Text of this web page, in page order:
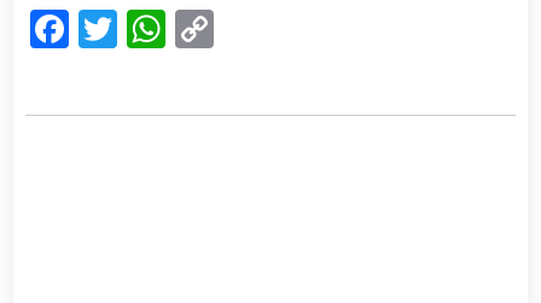
Facebook
TwitterWhatsApp